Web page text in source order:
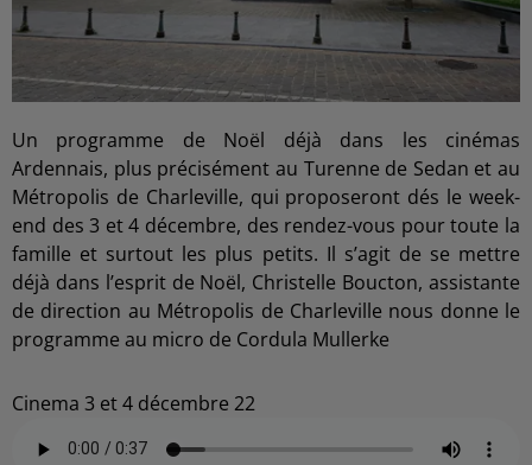
Un programme de Noël déjà dans les cinémas
Ardennais, plus précisément au Turenne de Sedan et au
Métropolis de Charleville, qui proposeront dés le week-
end des 3 et 4 décembre, des rendez-vous pour toute la
famille et surtout les plus petits. Il s’agit de se mettre
déjà dans l’esprit de Noël, Christelle Boucton, assistante
de direction au Métropolis de Charleville nous donne le
programme au micro de Cordula Mullerke
Cinema 3 et 4 décembre 22